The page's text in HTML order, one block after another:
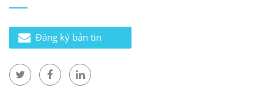
Đăng ký bản tin